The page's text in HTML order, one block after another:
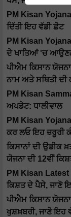
PM Kisan
ਦਿੱਤੀ ਇਹ ਵੱਡੀ ਛੋਟ
PM Kisan
ਦੇ ਖਾਤਿਆਂ 'ਚ
ਪੀਐਮ ਕਿਸਾਨ
ਨਾਮ ਅਤੇ ਸਥਿਤੀ ਦੀ
PM Kisan
ਅਪਡੇਟ: ਧਾਲੀਵਾਲ
PM Kisan
ਕਰ ਲਓ ਇਹ ਜ਼ਰੂਰੀ
ਕਿਸਾਨਾਂ ਦੀ ਉਡੀਕ
ਯੋਜਨਾ ਦੀ 12ਵੀਂ
PM Kisan Latest
ਕਿਸ਼ਤ ਦੇ ਪੈਸੇ, ਜਾਣੋ
ਪੀਐਮ ਕਿਸਾਨ
ਖੁਸ਼ਖ਼ਬਰੀ, ਜਾਣੋ ਇਹ